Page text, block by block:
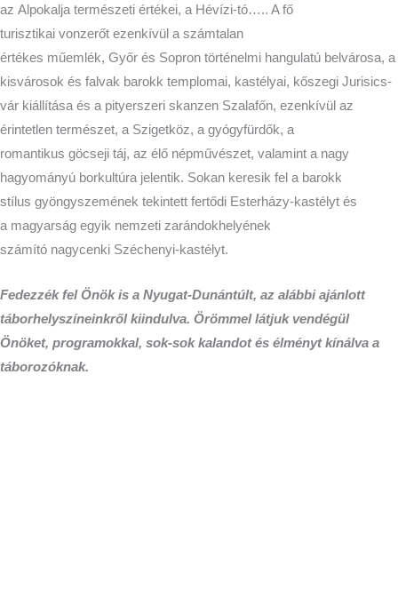
az Alpokalja természeti értékei, a Hévízi-tó….. A fő
turisztikai vonzerőt ezenkívül a számtalan
értékes műemlék, Győr és Sopron történelmi hangulatú belvárosa, a
kisvárosok és falvak barokk templomai, kastélyai, kőszegi Jurisics-
vár kiállítása és a pityerszeri skanzen Szalafőn, ezenkívül az
érintetlen természet, a Szigetköz, a gyógyfürdők, a
romantikus göcseji táj, az élő népművészet, valamint a nagy
hagyományú borkultúra jelentik. Sokan keresik fel a barokk
stílus gyöngyszemének tekintett fertődi Esterházy-kastélyt és
a magyarság egyik nemzeti zarándokhelyének
számító nagycenki Széchenyi-kastélyt.
Fedezzék fel Önök is a Nyugat-Dunántúlt, az alábbi ajánlott
táborhelyszíneinkről kiindulva. Örömmel látjuk vendégül
Önöket, programokkal, sok-sok kalandot és élményt kínálva a
táborozóknak.